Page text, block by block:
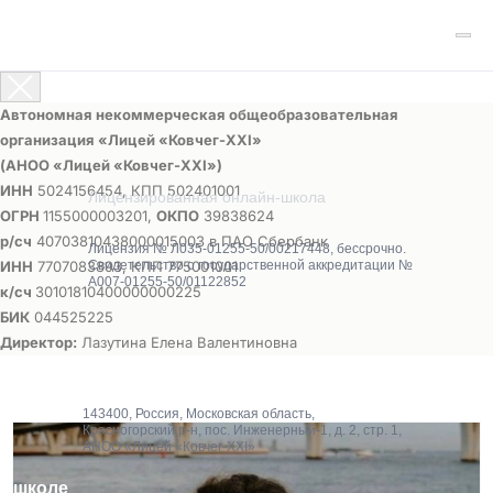
Автономная некоммерческая общеобразовательная
организация «Лицей «Ковчег-ХХI»
(АНОО «Лицей «Ковчег-ХХI»)
ИНН 5024156454, КПП 502401001
ОГРН 1155000003201, ОКПО 39838624
р/сч 40703810438000015003 в ПАО Сбербанк
ИНН 7707083893, КПП 775001001
к/сч 30101810400000000225
БИК 044525225
Директор: Лазутина Елена Валентиновна
143400, Россия, Московская область,
Красногорский р-н, пос. Инженерный-1, д. 2, стр. 1,
АНОО «Лицей «Ковчег-XXI»
Лицензированная онлайн-школа
Лицензия № Л035-01255-50/00217448, бессрочно.
Свидетельство о государственной аккредитации №
А007-01255-50/01122852
школе